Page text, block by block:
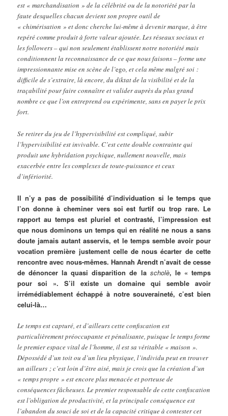
est « marchandisation » de la célébrité ou de la notoriété par la
faute desquelles chacun devient son propre outil de
« chimérisation » et donc cherche lui-même à devenir marque, à être
repéré comme produit à forte valeur ajoutée. Les réseaux sociaux et
les followers – qui non seulement établissent notre notoriété mais
conditionnent la reconnaissance de ce que nous faisons – forme une
impressionnante mise en scène de l’ego, et cela même malgré soi :
difficile de s’extraire, là encore, du diktat de la visibilité et de la
traçabilité pour faire connaître et valider auprès du plus grand
nombre ce que l’on entreprend ou expérimente, sans en payer le prix
fort.
Se retirer du jeu de l’hypervisibilité est compliqué, subir
l’hypervisibilité est invivable. C’est cette double contrainte qui
produit une hybridation psychique, nullement nouvelle, mais
exacerbée entre les complexes de toute-puissance et ceux
d’infériorité.
Il n’y a pas de possibilité d’individuation si le temps que
l’on donne à cheminer vers soi est furtif ou trop rare. Le
rapport au temps est pluriel et contrasté, l’impression est
que nous dominons un temps qui en réalité ne nous a sans
doute jamais autant asservis, et le temps semble avoir pour
vocation première justement celle de nous écarter de cette
rencontre avec nous-mêmes. Hannah Arendt n’avait de cesse
de dénoncer la quasi disparition de la scholè, le « temps
pour soi ». S’il existe un domaine qui semble avoir
irrémédiablement échappé à notre souveraineté, c’est bien
celui-là…
Le temps est capturé, et d’ailleurs cette confiscation est
particulièrement préoccupante et pénalisante, puisque le temps forme
le premier espace vital de l’homme, il est sa véritable « maison ».
Dépossédé d’un toit ou d’un lieu physique, l’individu peut en trouver
un ailleurs ; c’est loin d’être aisé, mais je crois que la création d’un
« temps propre » est encore plus menacée et porteuse de
conséquences fâcheuses. Le premier responsable de cette confiscation
est l’obligation de productivité, et la principale conséquence est
l’abandon du souci de soi et de la capacité critique à contester cet